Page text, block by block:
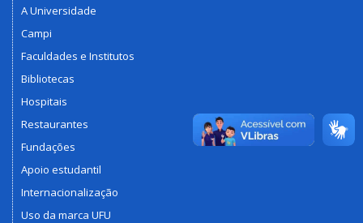
A Universidade
Campi
Faculdades e Institutos
Bibliotecas
Hospitais
Restaurantes
Fundações
Apoio estudantil
Internacionalização
Uso da marca UFU